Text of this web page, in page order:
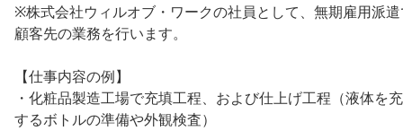
※株式会社ウィルオブ・ワークの社員として、無期雇用派
顧客先の業務を行います。
【仕事内容の例】
・化粧品製造工場で充填工程、および仕上げ工程（液体を
するボトルの準備や外観検査）